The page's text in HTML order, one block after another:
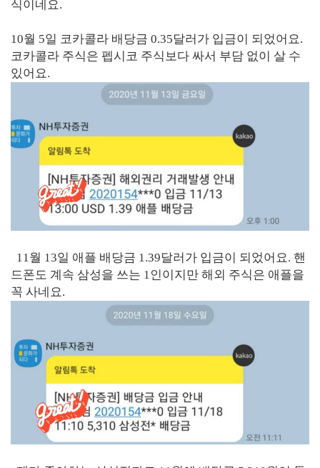
식이네요.
10월 5일 코카콜라 배당금 0.35달러가 입금이 되었어요.
코카콜라 주식은 펩시코 주식보다 싸서 부담 없이 살 수
있어요.
11월 13일 애플 배당금 1.39달러가 입금이 되었어요. 핸
드폰도 계속 삼성을 쓰는 1인이지만 해외 주식은 애플을
꼭 사네요.